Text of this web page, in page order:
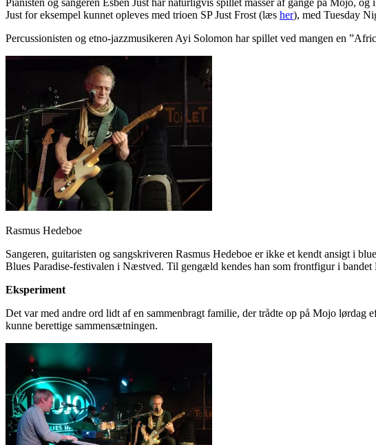
Just for eksempel kunnet opleves med trioen SP Just Frost (læs her), med Tuesday
Percussionisten og etno-jazzmusikeren Ayi Solomon har spillet ved mangen en
Rasmus Hedeboe
Sangeren, guitaristen og sangskriveren Rasmus Hedeboe er ikke et kendt ansigt i
Blues Paradise-festivalen i Næstved. Til gengæld kendes han som frontfigur i bandet
Eksperiment
Det var med andre ord lidt af en sammenbragt familie, der trådte op på Mojo
kunne berettige sammensætningen.